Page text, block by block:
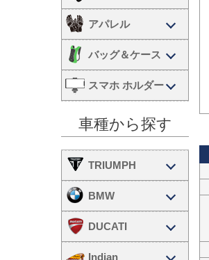
アパレル
バッグ＆ケース
スマホ ホルダー
車種から探す
TRIUMPH
BMW
DUCATI
Indian